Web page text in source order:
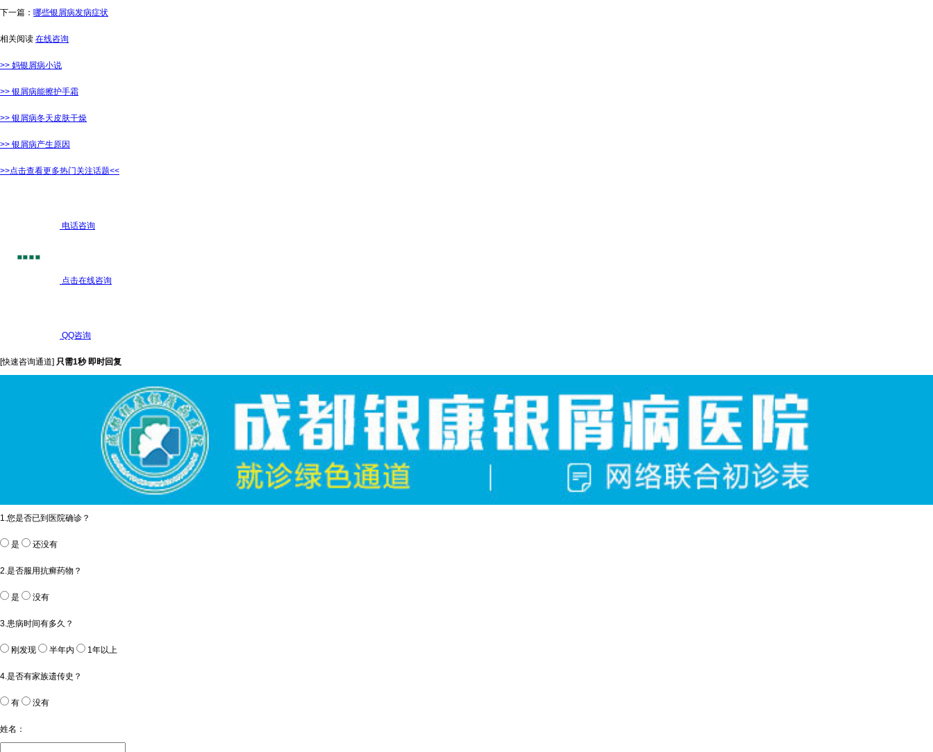
下一篇： 哪些银屑病发病症状
相关阅读 在线咨询
>> 妈银屑病小说
>> 银屑病能擦护手霜
>> 银屑病冬天皮肤干燥
>> 银屑病产生原因
>>点击查看更多热门关注话题<<
电话咨询
点击在线咨询
QQ咨询
[快速咨询通道] 只需1秒 即时回复
1.您是否已到医院确诊？
是 还没有
2.是否服用抗癣药物？
是 没有
3.患病时间有多久？
刚发现 半年内 1年以上
4.是否有家族遗传史？
有 没有
姓名：